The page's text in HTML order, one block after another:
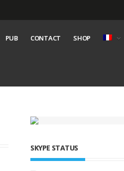
PUB CONTACT SHOP
SKYPE STATUS